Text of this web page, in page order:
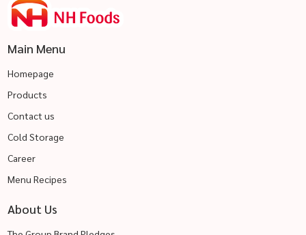
Main Menu
Homepage
Products
Contact us
Cold Storage
Career
Menu Recipes
About Us